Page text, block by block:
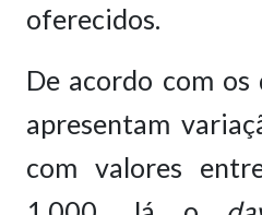
oferecidos.
De acordo com os
apresentam
com valores